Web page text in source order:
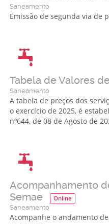
Saneamento
Emissão de segunda via de
Tabela de Valores
Saneamento
A tabela de preços dos
o exercício de 2025, é
nº644, de 08 de Agosto de
Acompanhamento
Semae
Online
Saneamento
Acompanhe o andamento